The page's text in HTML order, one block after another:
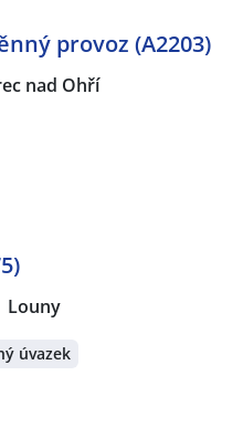
provoz (A2203)
nad Ohří
Louny
úvazek